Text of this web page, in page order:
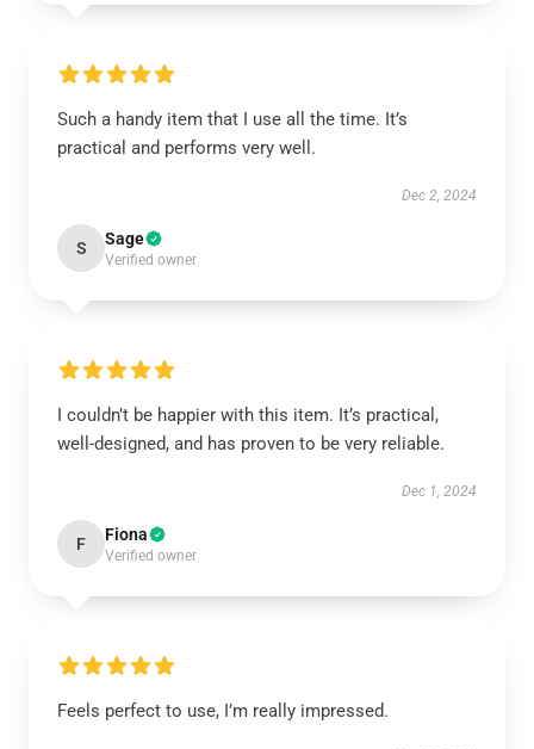
Such a handy item that I use all the time. It’s
practical and performs very well.
Dec 2, 2024
S Sage
Verified owner
I couldn’t be happier with this item. It’s practical,
well-designed, and has proven to be very reliable.
Dec 1, 2024
F Fiona
Verified owner
Feels perfect to use, I’m really impressed.